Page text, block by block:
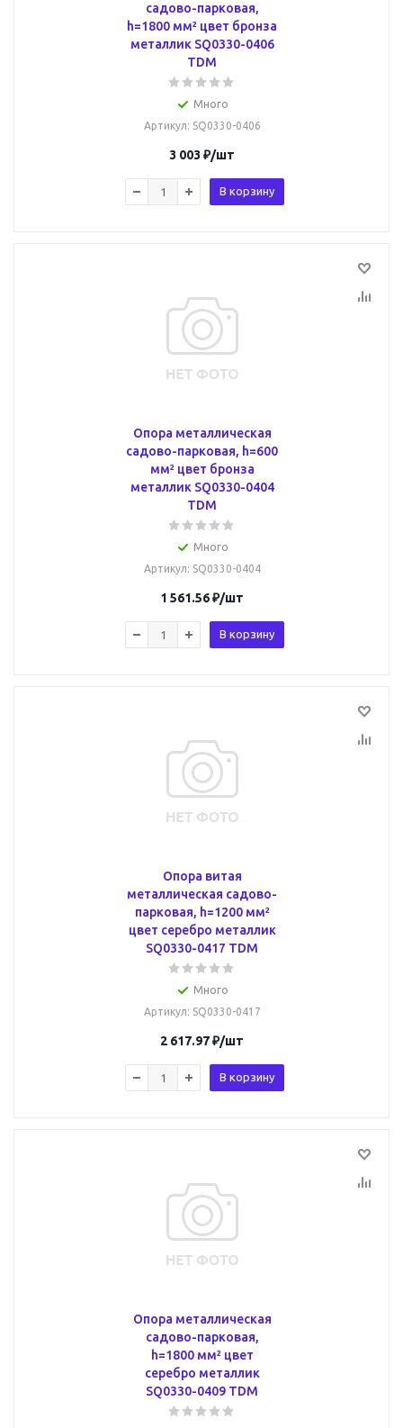
садово-парковая,
h=1800 мм² цвет бронза
металлик SQ0330-0406
TDM
Много
Артикул: SQ0330-0406
3 003 ₽/шт
В корзину
Опора металлическая
садово-парковая, h=600
мм² цвет бронза
металлик SQ0330-0404
TDM
Много
Артикул: SQ0330-0404
1 561.56₽/шт
В корзину
Опора витая
металлическая садово-
парковая, h=1200 мм²
цвет серебро металлик
SQ0330-0417 TDM
Много
Артикул: SQ0330-0417
2 617.97₽/шт
В корзину
Опора металлическая
садово-парковая,
h=1800 мм² цвет
серебро металлик
SQ0330-0409 TDM